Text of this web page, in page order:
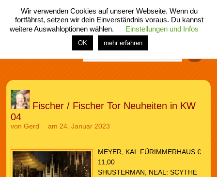
menü
home rubrik buch comic spiel fotos shop
Fischer / Fischer Tor Neuheiten in KW
04
von Gerd am 24. Januar 2023
MEYER, KAI: FÜRIMMERHAUS €
11,00
SHUSTERMAN, NEAL: SCYTHE
Wir verwenden Cookies auf unserer Webseite. Wenn du
fortfährst, setzen wir dein Einverständnis voraus. Du kannst
weitere Auswahloptionen wählen.
Einstellungen und Infos
OK mehr erfahren